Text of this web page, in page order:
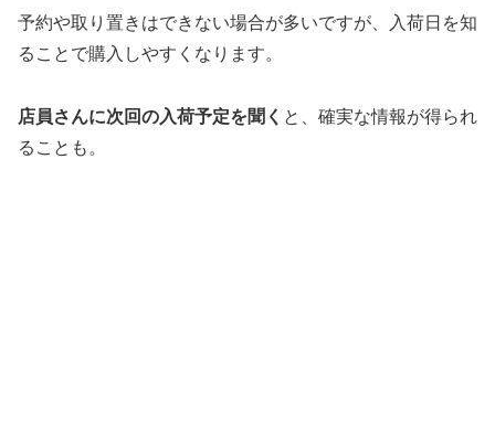
予約や取り置きはできない場合が多いですが、入荷日を知
ることで購入しやすくなります。
店員さんに次回の入荷予定を聞く と、確実な情報が得られ
ることも。